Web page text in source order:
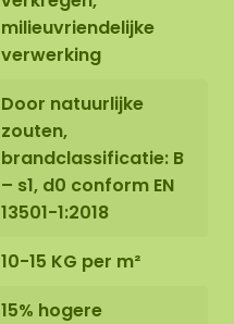
milieuvriendelijke
verwerking
Door natuurlijke
zouten,
brandclassificatie: B
– s1, d0 conform EN
13501-1:2018
10-15 KG per m²
15% hogere